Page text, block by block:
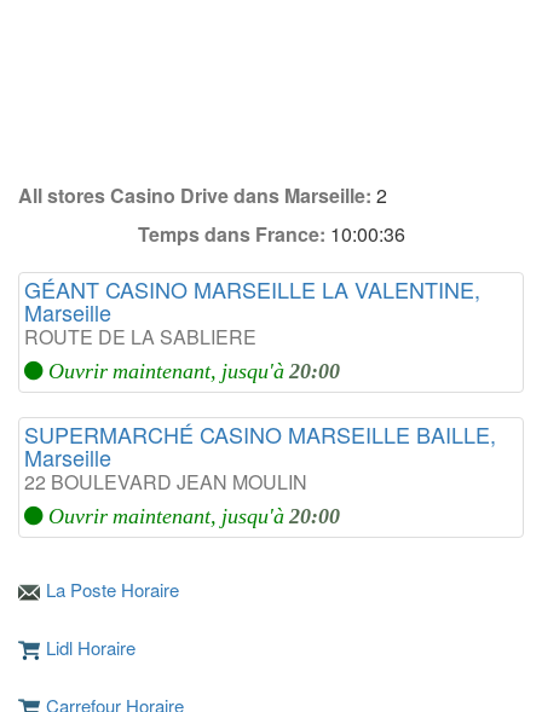
All stores Casino Drive dans Marseille: 2
Temps dans France: 10:00:36
GÉANT CASINO MARSEILLE LA VALENTINE,
Marseille
ROUTE DE LA SABLIERE
Ouvrir maintenant, jusqu'à 20:00
SUPERMARCHÉ CASINO MARSEILLE BAILLE,
Marseille
22 BOULEVARD JEAN MOULIN
Ouvrir maintenant, jusqu'à 20:00
La Poste Horaire
Lidl Horaire
Carrefour Horaire